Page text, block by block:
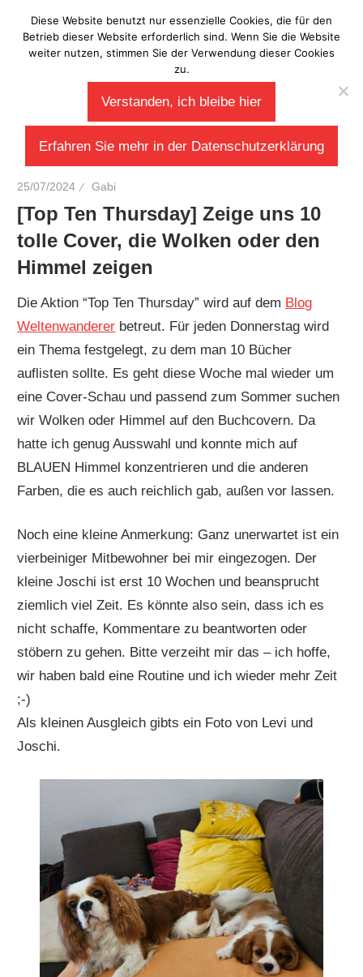
Inhalt
springen
Laberladen
25/07/2024 Gabi
[Top Ten Thursday] Zeige uns 10
tolle Cover, die Wolken oder den
Himmel zeigen
Die Aktion “Top Ten Thursday” wird auf dem Blog
Weltenwanderer betreut. Für jeden Donnerstag wird
ein Thema festgelegt, zu dem man 10 Bücher
auflisten sollte. Es geht diese Woche mal wieder um
eine Cover-Schau und passend zum Sommer suchen
wir Wolken oder Himmel auf den Buchcovern. Da
hatte ich genug Ausswahl und konnte mich auf
BLAUEN Himmel konzentrieren und die anderen
Farben, die es auch reichlich gab, außen vor lassen.
Noch eine kleine Anmerkung: Ganz unerwartet ist ein
vierbeiniger Mitbewohner bei mir eingezogen. Der
kleine Joschi ist erst 10 Wochen und beansprucht
ziemlich viel Zeit. Es könnte also sein, dass ich es
nicht schaffe, Kommentare zu beantworten oder
stöbern zu gehen. Bitte verzeiht mir das – ich hoffe,
wir haben bald eine Routine und ich wieder mehr Zeit
;-)
Als kleinen Ausgleich gibts ein Foto von Levi und
Joschi.
Diese Website benutzt nur essenzielle Cookies, die für den
Betrieb dieser Website erforderlich sind. Wenn Sie die Website
weiter nutzen, stimmen Sie der Verwendung dieser Cookies
zu.
Verstanden, ich bleibe hier
Erfahren Sie mehr in der Datenschutzerklärung